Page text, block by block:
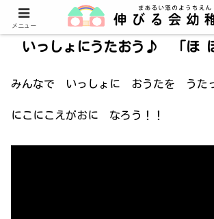
いっしょにうたおう♪ 「ほ
みんなで いっしょに おうたを うた
にこにこえがおに なろう！！
メニュー